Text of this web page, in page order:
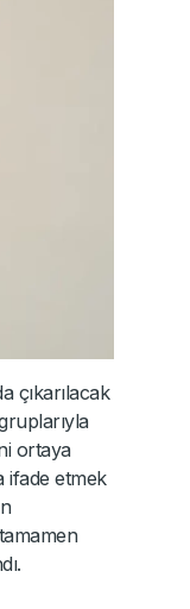
çıkarılacak
ortaya
ifade etmek